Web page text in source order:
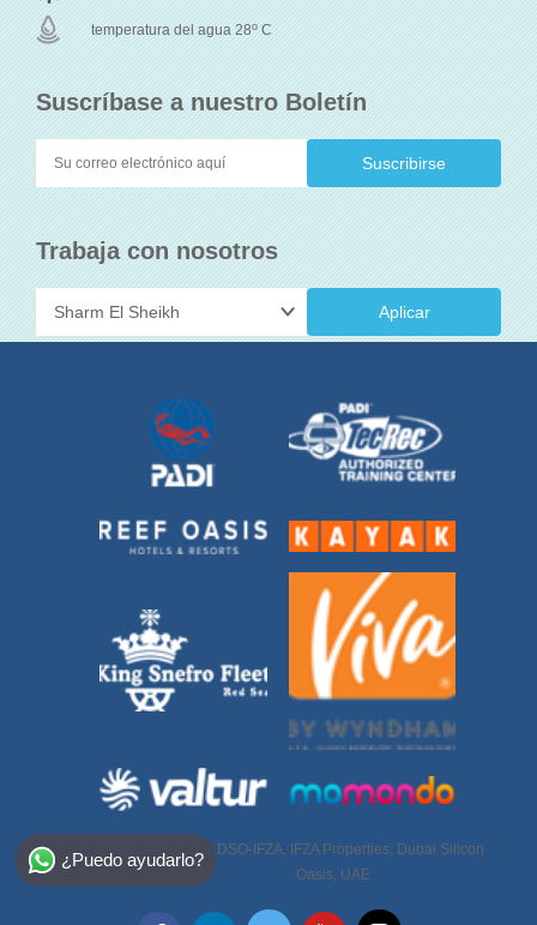
Suscríbase a nuestro Boletín
Trabaja con nosotros
Aplicar
temperatura del agua 28o C
+971 50 950
6952
DSO-IFZA, IFZA Properties, Dubai Silicon
Oasis, UAE
¿Puedo ayudarlo?
Select Destination
Egypt